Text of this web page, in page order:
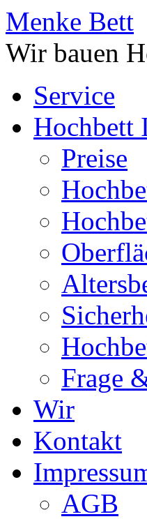
Menke Bett
Wir bauen
Service
Hochbett
Preise
Frage
Wir
Kontakt
AGB